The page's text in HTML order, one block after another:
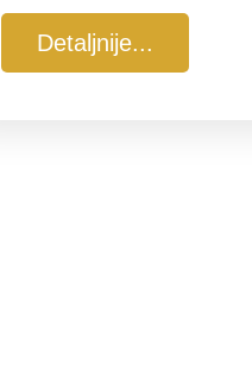
Detaljnije...